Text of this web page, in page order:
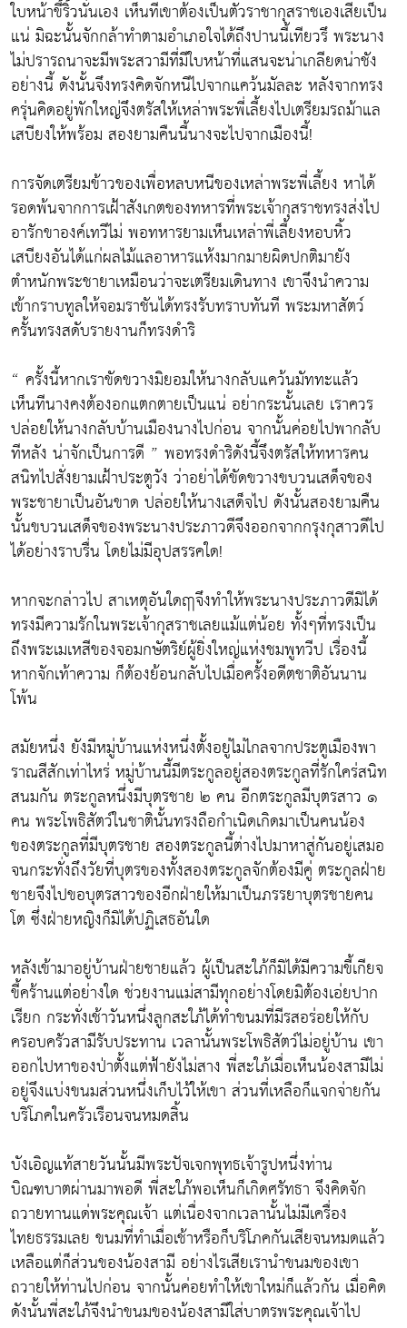
ใบหน้าขี้ริ้วนั่นเอง เห็นทีเขาต้องเป็นตัวราชากุสราชเองเสียเป็น
แน่ มิฉะนั้นจักกล้าทำตามอำเภอใจได้ถึงปานนี้เทียวรึ พระนาง
ไม่ปรารถนาจะมีพระสวามีที่มีใบหน้าที่แสนจะน่าเกลียดน่าชัง
อย่างนี้ ดังนั้นจึงทรงคิดจักหนีไปจากแคว้นมัลละ หลังจากทรง
ครุ่นคิดอยู่พักใหญ่จึงตรัสให้เหล่าพระพี่เลี้ยงไปเตรียมรถม้าแล
เสบียงให้พร้อม สองยามคืนนี้นางจะไปจากเมืองนี้!
การจัดเตรียมข้าวของเพื่อหลบหนีของเหล่าพระพี่เลี้ยง หาได้
รอดพ้นจากการเฝ้าสังเกตของทหารที่พระเจ้ากุสราชทรงส่งไป
อารักขาองค์เทวีไม่ พอทหารยามเห็นเหล่าพี่เลี้ยงหอบหิ้ว
เสบียงอันได้แก่ผลไม้แลอาหารแห้งมากมายผิดปกติมายัง
ตำหนักพระชายาเหมือนว่าจะเตรียมเดินทาง เขาจึงนำความ
เข้ากราบทูลให้จอมราชันได้ทรงรับทราบทันที พระมหาสัตว์
ครั้นทรงสดับรายงานก็ทรงดำริ
“ ครั้งนี้หากเราขัดขวางมิยอมให้นางกลับแคว้นมัททะแล้ว
เห็นทีนางคงต้องอกแตกตายเป็นแน่ อย่ากระนั้นเลย เราควร
ปล่อยให้นางกลับบ้านเมืองนางไปก่อน จากนั้นค่อยไปพากลับ
ทีหลัง น่าจักเป็นการดี ” พอทรงดำริดังนี้จึงตรัสให้ทหารคน
สนิทไปสั่งยามเฝ้าประตูวัง ว่าอย่าได้ขัดขวางขบวนเสด็จของ
พระชายาเป็นอันขาด ปล่อยให้นางเสด็จไป ดังนั้นสองยามคืน
นั้นขบวนเสด็จของพระนางประภาวดีจึงออกจากกรุงกุสาวดีไป
ได้อย่างราบรื่น โดยไม่มีอุปสรรคใด!
หากจะกล่าวไป สาเหตุอันใดฤาจึงทำให้พระนางประภาวดีมิได้
ทรงมีความรักในพระเจ้ากุสราชเลยแม้แต่น้อย ทั้งๆที่ทรงเป็น
ถึงพระเมเหสีของจอมกษัตริย์ผู้ยิ่งใหญ่แห่งชมพูทวีป เรื่องนี้
หากจักเท้าความ ก็ต้องย้อนกลับไปเมื่อครั้งอดีตชาติอันนาน
โพ้น
สมัยหนึ่ง ยังมีหมู่บ้านแห่งหนึ่งตั้งอยู่ไม่ไกลจากประตูเมืองพา
ราณสีสักเท่าไหร่ หมู่บ้านนี้มีตระกูลอยู่สองตระกูลที่รักใคร่สนิท
สนมกัน ตระกูลหนึ่งมีบุตรชาย ๒ คน อีกตระกูลมีบุตรสาว ๑
คน พระโพธิสัตว์ในชาตินั้นทรงถือกำเนิดเกิดมาเป็นคนน้อง
ของตระกูลที่มีบุตรชาย สองตระกูลนี้ต่างไปมาหาสู่กันอยู่เสมอ
จนกระทั่งถึงวัยที่บุตรของทั้งสองตระกูลจักต้องมีคู่ ตระกูลฝ่าย
ชายจึงไปขอบุตรสาวของอีกฝ่ายให้มาเป็นภรรยาบุตรชายคน
โต ซึ่งฝ่ายหญิงก็มิได้ปฏิเสธอันใด
หลังเข้ามาอยู่บ้านฝ่ายชายแล้ว ผู้เป็นสะใภ้ก็มิได้มีความขี้เกียจ
ขี้คร้านแต่อย่างใด ช่วยงานแม่สามีทุกอย่างโดยมิต้องเอ่ยปาก
เรียก กระทั่งเช้าวันหนึ่งลูกสะใภ้ได้ทำขนมที่มีรสอร่อยให้กับ
ครอบครัวสามีรับประทาน เวลานั้นพระโพธิสัตว์ไม่อยู่บ้าน เขา
ออกไปหาของป่าตั้งแต่ฟ้ายังไม่สาง พี่สะใภ้เมื่อเห็นน้องสามีไม่
อยู่จึงแบ่งขนมส่วนหนึ่งเก็บไว้ให้เขา ส่วนที่เหลือก็แจกจ่ายกัน
บริโภคในครัวเรือนจนหมดสิ้น
บังเอิญแท้สายวันนั้นมีพระปัจเจกพุทธเจ้ารูปหนึ่งท่าน
บิณฑบาตผ่านมาพอดี พี่สะใภ้พอเห็นก็เกิดศรัทธา จึงคิดจัก
ถวายทานแด่พระคุณเจ้า แต่เนื่องจากเวลานั้นไม่มีเครื่อง
ไทยธรรมเลย ขนมที่ทำเมื่อเช้าหรือก็บริโภคกันเสียจนหมดแล้ว
เหลือแต่ก็ส่วนของน้องสามี อย่างไรเสียเรานำขนมของเขา
ถวายให้ท่านไปก่อน จากนั้นค่อยทำให้เขาใหม่ก็แล้วกัน เมื่อคิด
ดังนั้นพี่สะใภ้จึงนำขนมของน้องสามีใส่บาตรพระคุณเจ้าไป